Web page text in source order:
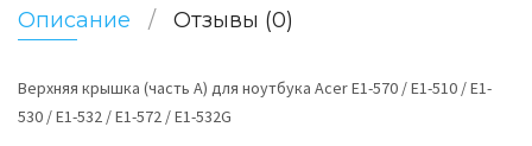
Описание Отзывы (0)
Верхняя крышка (часть А) для ноутбука Acer E1-570 / E1-510 / E1-
530 / E1-532 / E1-572 / E1-532G